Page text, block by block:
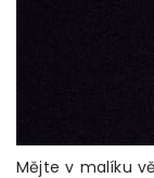
Mějte v malíku